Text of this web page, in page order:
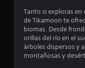
Tanto si exploras en
de Tikamoon te
biomas. Desde
orillas del río en el
árboles dispersos y
montañosas y